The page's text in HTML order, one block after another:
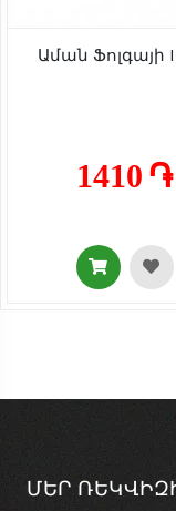
Աման Ֆոլգայի
1410 ֏
ՄԵՐ